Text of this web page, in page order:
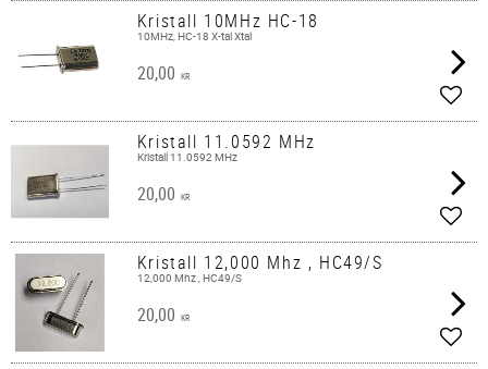
Kristall 10MHz HC-18
10MHz, HC-18 X-tal Xtal
20,00 KR
Kristall 11.0592 MHz
Kristall 11.0592 MHz
20,00 KR
Kristall 12,000 Mhz , HC49/S
12,000 Mhz , HC49/S
20,00 KR